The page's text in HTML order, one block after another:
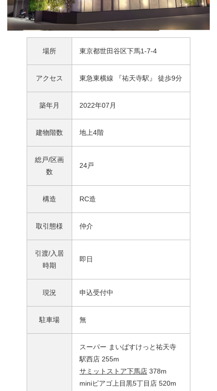
場所 東京都世田谷区下馬1-7-4
アクセス 東急東横線 『祐天寺駅』 徒歩9分
築年月 2022年07月
建物階数 地上4階
総戸/区画
数
24戸
構造 RC造
取引態様 仲介
引渡/入居
時期
即日
現況 申込受付中
駐車場 無
スーパー まいばすけっと祐天寺
駅西店 255m
サミットストア下馬店 378m
miniピアゴ上目黒5丁目店 520m